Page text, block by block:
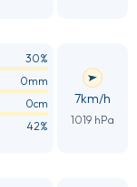
30%
0mm
0cm
42%
7km/h
1019 hPa